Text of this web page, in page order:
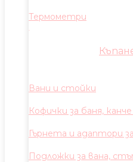
Термометри
Вани и стойки
Кофички за баня,
Гърнета и адаптори
Подложки за вана,